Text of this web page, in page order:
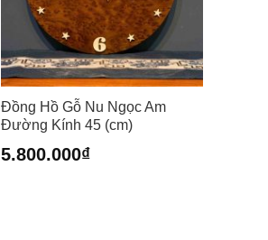
Đồng Hồ Gỗ Nu Ngọc Am
Đường Kính 45 (cm)
5.800.000₫